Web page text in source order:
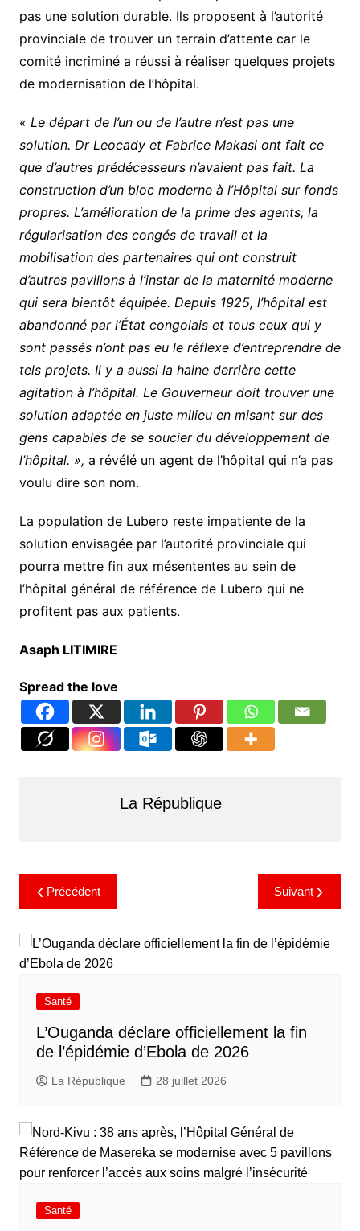
pas une solution durable. Ils proposent à l’autorité
provinciale de trouver un terrain d’attente car le
comité incriminé a réussi à réaliser quelques projets
de modernisation de l’hôpital.
« Le départ de l’un ou de l’autre n’est pas une
solution. Dr Leocady et Fabrice Makasi ont fait ce
que d’autres prédécesseurs n’avaient pas fait. La
construction d’un bloc moderne à l’Hôpital sur fonds
propres. L’amélioration de la prime des agents, la
régularisation des congés de travail et la
mobilisation des partenaires qui ont construit
d’autres pavillons à l’instar de la maternité moderne
qui sera bientôt équipée. Depuis 1925, l’hôpital est
abandonné par l’État congolais et tous ceux qui y
sont passés n’ont pas eu le réflexe d’entreprendre de
tels projets. Il y a aussi la haine derrière cette
agitation à l’hôpital. Le Gouverneur doit trouver une
solution adaptée en juste milieu en misant sur des
gens capables de se soucier du développement de
l’hôpital. », a révélé un agent de l’hôpital qui n’a pas
voulu dire son nom.
La population de Lubero reste impatiente de la
solution envisagée par l’autorité provinciale qui
pourra mettre fin aux mésententes au sein de
l’hôpital général de référence de Lubero qui ne
profitent pas aux patients.
Asaph LITIMIRE
Spread the love
La République
Précédent Suivant
Santé
L’Ouganda déclare officiellement la fin
de l’épidémie d’Ebola de 2026
La République 28 juillet 2026
Santé